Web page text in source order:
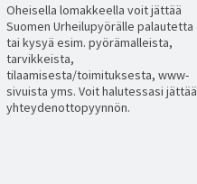
Oheisella lomakkeella voit jättää
Suomen Urheilupyörälle palautetta
tai kysyä esim. pyörämalleista,
tarvikkeista,
tilaamisesta/toimituksesta, www-
sivuista yms. Voit halutessasi jättää
yhteydenottopyynnön.